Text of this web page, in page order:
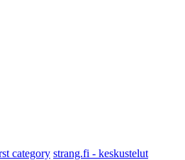
category strang.fi - keskustelut